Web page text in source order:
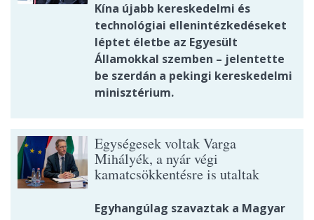
Kína újabb kereskedelmi és
technológiai ellenintézkedéseket
léptet életbe az Egyesült
Államokkal szemben – jelentette
be szerdán a pekingi kereskedelmi
minisztérium.
Egységesek voltak Varga
Mihályék, a nyár végi
kamatcsökkentésre is utaltak
Egyhangúlag szavaztak a Magyar